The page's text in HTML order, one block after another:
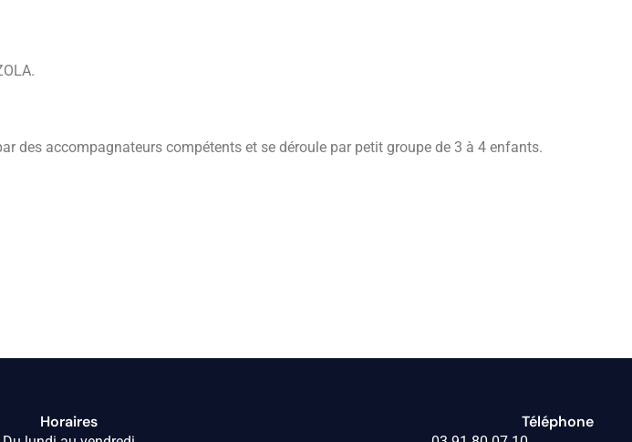
des accompagnateurs compétents et se déroule par petit groupe de 3 à 4 enfants.
Horaires Téléphone